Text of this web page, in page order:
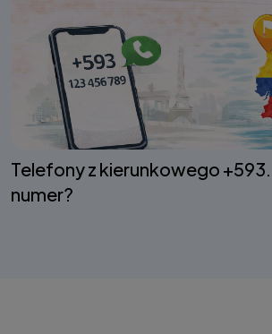
Telefony z kierunkowego
numer?